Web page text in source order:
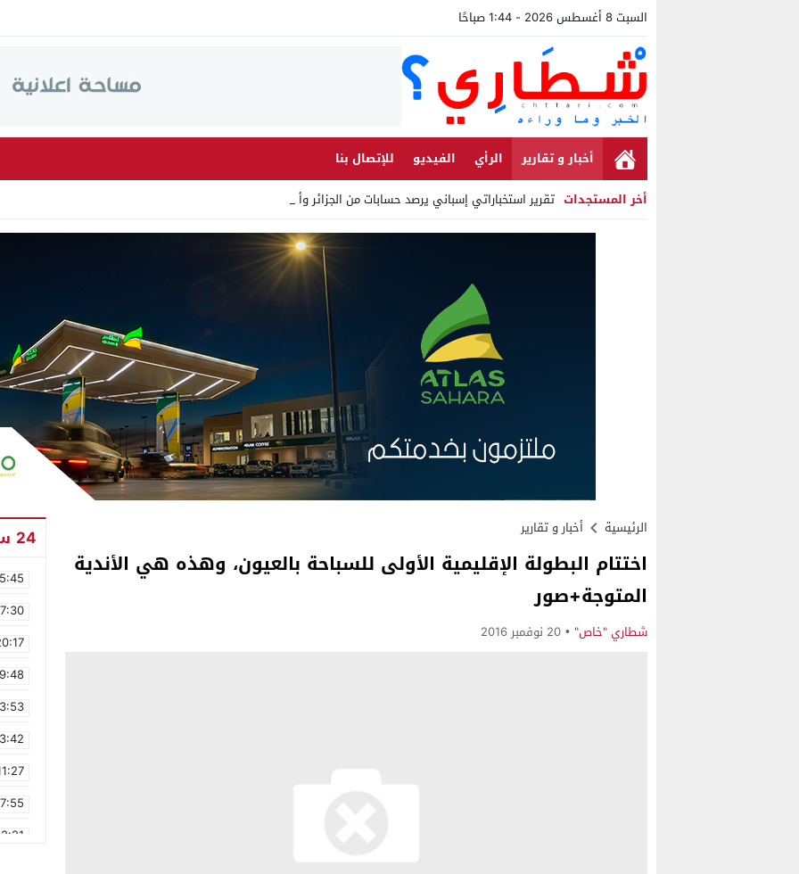
السبت 8 أغسطس 2026 - 1:44 صباحًا
أخبار و تقارير الرأي الفيديو
للإتصال بنا
أخر المستجدات تقرير استخباراتي إسباني يرصد حسابات من الجزائر وأرقاما بـ”_
Stop
الرئيسية أخبار و تقارير
اختتام البطولة الإقليمية الأولى للسباحة بالعيون، وهذه هي الأندية
المتوجة+صور
شطاري "خاص" 20 نوفمبر 2016
24 ساعة